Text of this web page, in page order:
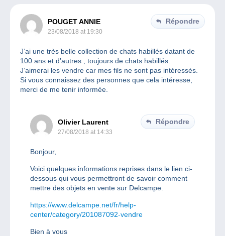
POUGET ANNIE
23/08/2018 at 19:30
Répondre
J’ai une très belle collection de chats habillés datant de
100 ans et d’autres , toujours de chats habillés.
J’aimerai les vendre car mes fils ne sont pas intéressés.
Si vous connaissez des personnes que cela intéresse,
merci de me tenir informée.
Olivier Laurent
27/08/2018 at 14:33
Répondre
Bonjour,
Voici quelques informations reprises dans le lien ci-
dessous qui vous permettront de savoir comment
mettre des objets en vente sur Delcampe.
https://www.delcampe.net/fr/help-
center/category/201087092-vendre
Bien à vous